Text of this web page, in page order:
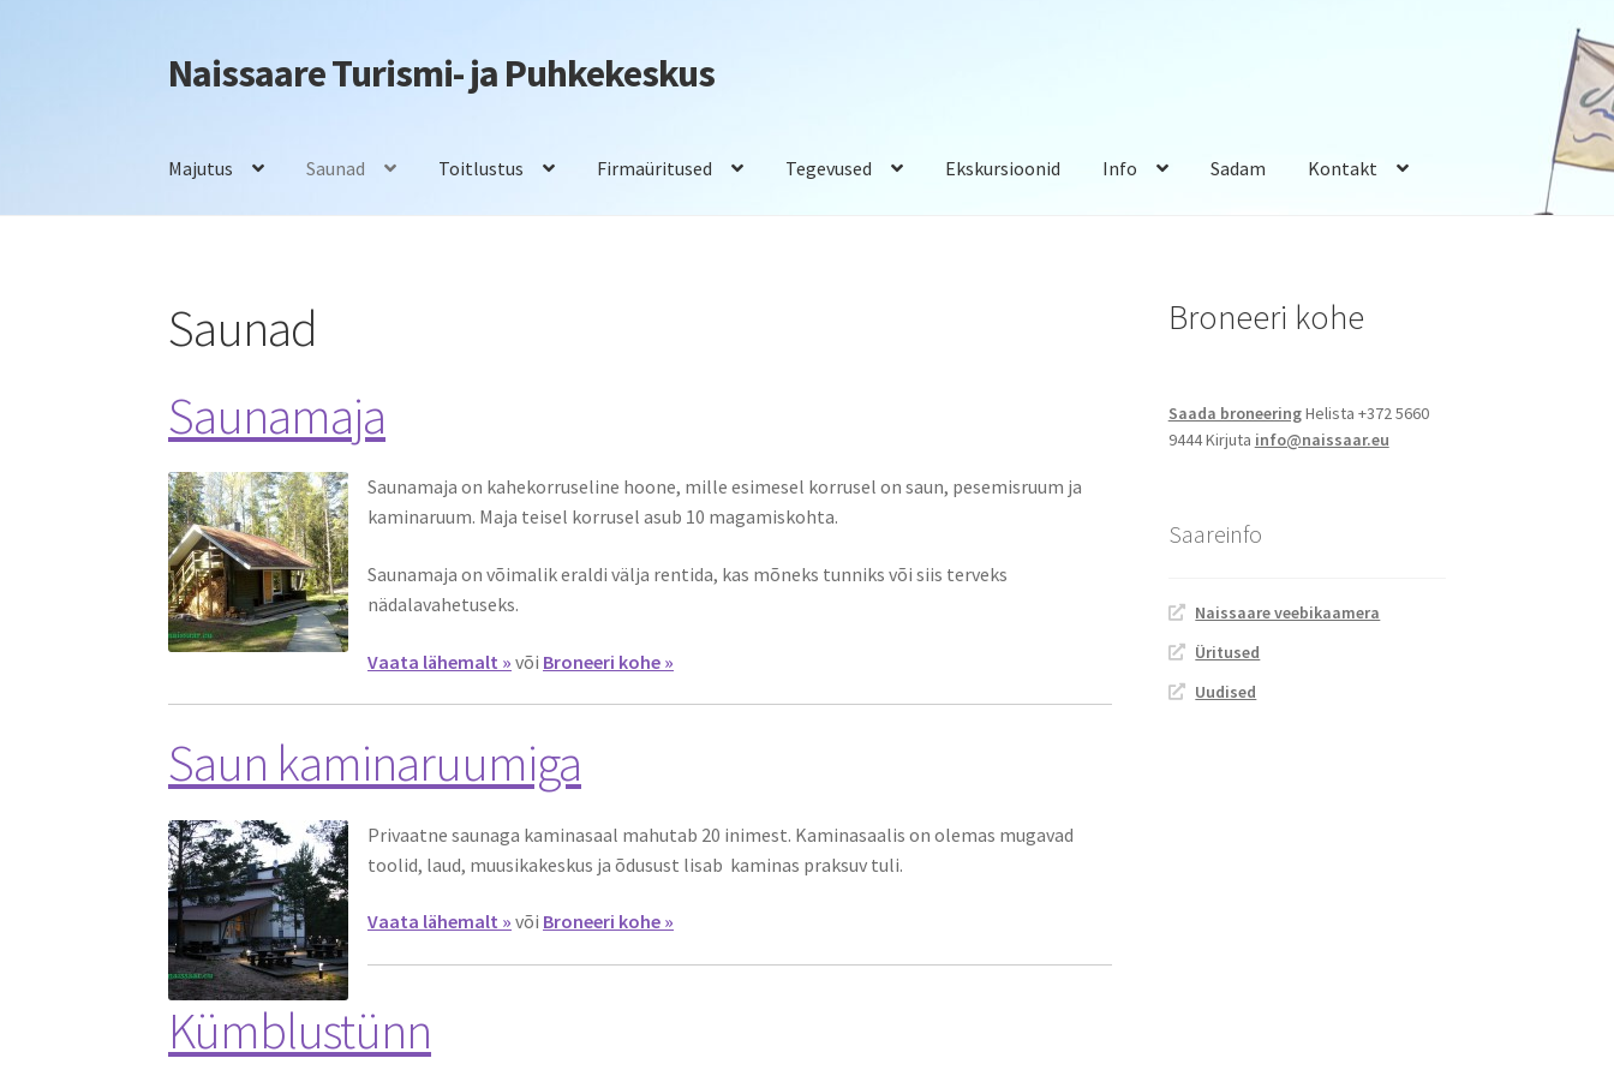
Liigu
navigeerimisele
Liigu
sisu
Naissaare Turismi- ja Puhkekeskus
Majutus Saunad Toitlustus Firmaüritused Tegevused Ekskursioonid Info Sadam Kontakt
Saunad
Saunamaja
Saunamaja on kahekorruseline hoone, mille esimesel korrusel on saun, pesemisruum ja
kaminaruum. Maja teisel korrusel asub 10 magamiskohta.
Saunamaja on võimalik eraldi välja rentida, kas mõneks tunniks või siis terveks
nädalavahetuseks.
Vaata lähemalt » või Broneeri kohe »
Saun kaminaruumiga
Privaatne saunaga kaminasaal mahutab 20 inimest. Kaminasaalis on olemas mugavad
toolid, laud, muusikakeskus ja õdusust lisab kaminas praksuv tuli.
Vaata lähemalt » või Broneeri kohe »
Kümblustünn
Broneeri kohe
Saada broneeringHelista +372 5660
9444 Kirjuta info@naissaar.eu
Saareinfo
Naissaare veebikaamera
Üritused
Uudised